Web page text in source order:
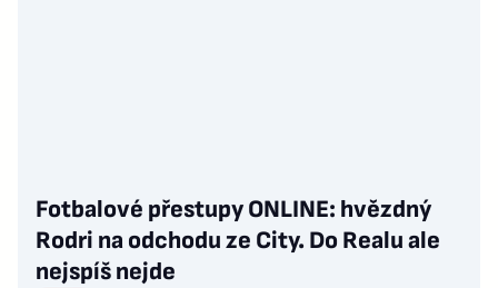
Fotbalové přestupy ONLINE: hvězdný
Rodri na odchodu ze City. Do Realu ale
nejspíš nejde